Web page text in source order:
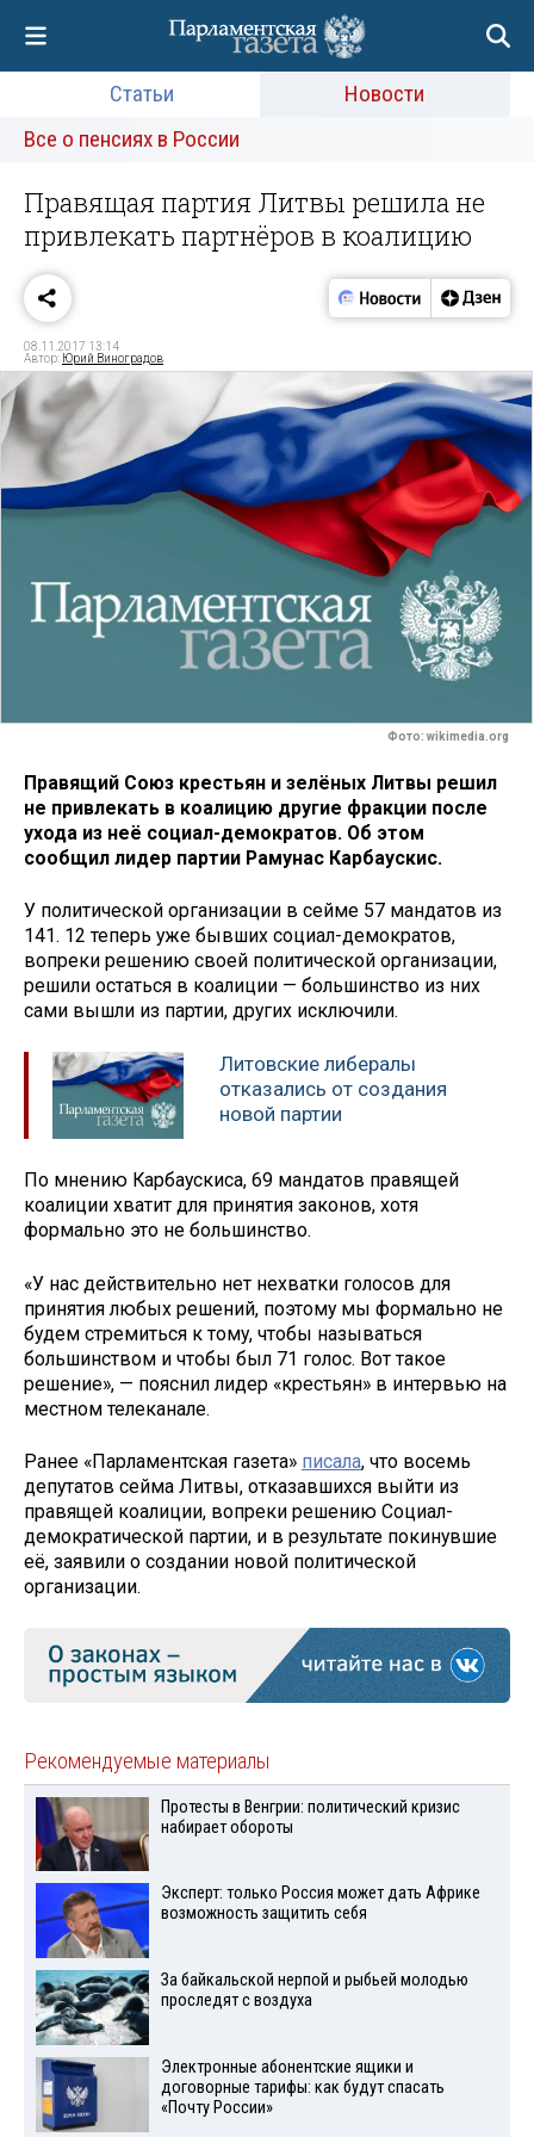
Статьи
Новости
Все о пенсиях в России
Правящая партия Литвы решила не
привлекать партнёров в коалицию
08.11.2017 13:14
Автор: Юрий Виноградов
Фото: wikimedia.org
Правящий Союз крестьян и зелёных Литвы решил
не привлекать в коалицию другие фракции после
ухода из неё социал-демократов. Об этом
сообщил лидер партии Рамунас Карбаускис.
У политической организации в сейме 57 мандатов из
141. 12 теперь уже бывших социал-демократов,
вопреки решению своей политической организации,
решили остаться в коалиции — большинство из них
сами вышли из партии, других исключили.
Литовские либералы
отказались от создания
новой партии
По мнению Карбаускиса, 69 мандатов правящей
коалиции хватит для принятия законов, хотя
формально это не большинство.
«У нас действительно нет нехватки голосов для
принятия любых решений, поэтому мы формально не
будем стремиться к тому, чтобы называться
большинством и чтобы был 71 голос. Вот такое
решение», — пояснил лидер «крестьян» в интервью на
местном телеканале.
Ранее «Парламентская газета» писала, что восемь
депутатов сейма Литвы, отказавшихся выйти из
правящей коалиции, вопреки решению Социал-
демократической партии, и в результате покинувшие
её, заявили о создании новой политической
организации.
Рекомендуемые материалы
Протесты в Венгрии: политический кризис
набирает обороты
Эксперт: только Россия может дать Африке
возможность защитить себя
За байкальской нерпой и рыбьей молодью
проследят с воздуха
Электронные абонентские ящики и
договорные тарифы: как будут спасать
«Почту России»